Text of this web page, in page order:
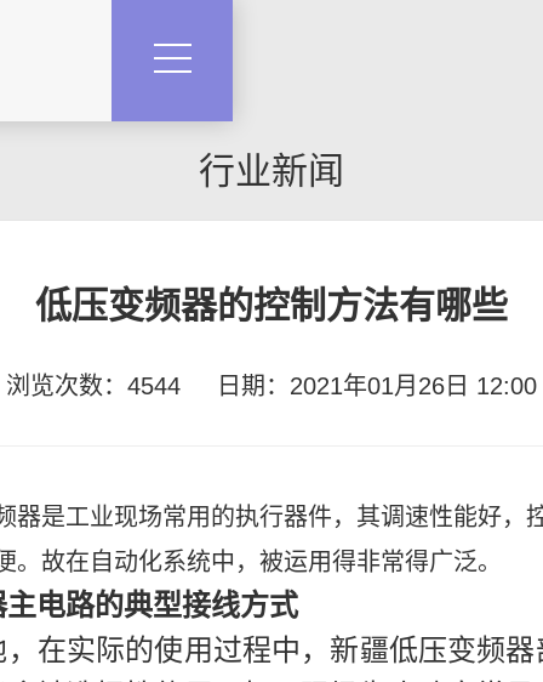
行业新闻
低压变频器的控制方法有哪些
浏览次数：4544 日期：2021年01月26日 12:00
器是工业现场常用的执行器件，其调速性能好，
。故在自动化系统中，被运用得非常得广泛。
电路的典型接线方式
，在实际的使用过程中，新疆低压变频器